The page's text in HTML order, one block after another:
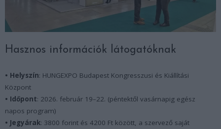
Hasznos információk látogatóknak
• Helyszín: HUNGEXPO Budapest Kongresszusi és Kiállítási
Központ
• Időpont: 2026. február 19–22. (péntektől vasárnapig egész
napos program)
• Jegyárak: 3800 forint és 4200 Ft között, a szervező saját